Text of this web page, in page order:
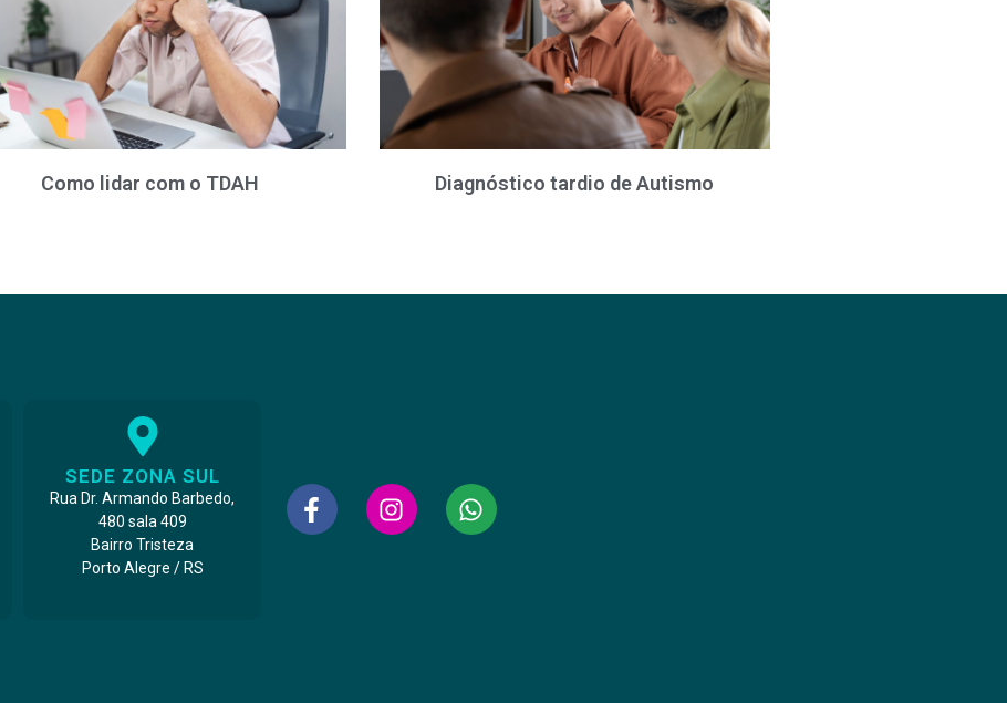
Como lidar com o TDAH Diagnóstico tardio de Autismo
SEDE ZONA SUL
Rua Dr. Armando Barbedo,
480 sala 409
Bairro Tristeza
Porto Alegre / RS